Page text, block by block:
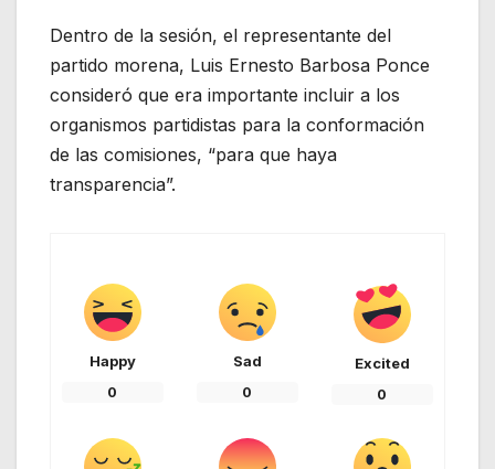
Dentro de la sesión, el representante del
partido morena, Luis Ernesto Barbosa Ponce
consideró que era importante incluir a los
organismos partidistas para la conformación
de las comisiones, “para que haya
transparencia”.
Happy
0
Sad
0
Excited
0